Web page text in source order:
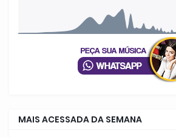
MAIS ACESSADA DA SEMANA